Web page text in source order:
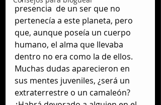
presencia  de un ser que no
pertenecía a este planeta, pero
que, aunque poseía un cuerpo
humano, el alma que llevaba
dentro no era como la de ellos.
Muchas dudas aparecieron en
sus mentes juveniles, ¿será un
extraterrestre o un camaleón?